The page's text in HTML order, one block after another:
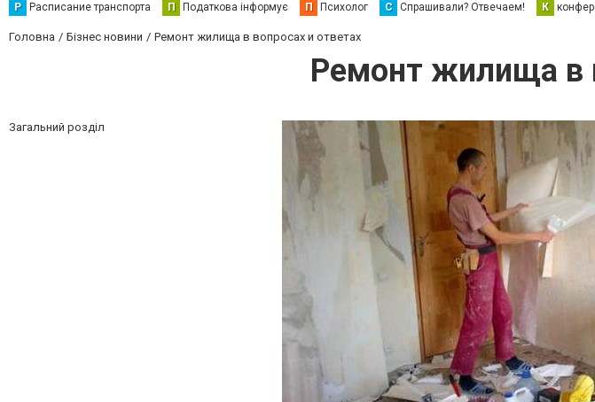
Р Расписание транспорта П Податкова інформує П Психолог С Спрашивали? Отвечаем! К
Головна Бізнес новини Ремонт жилища в вопросах и ответах
Ремонт жилища в
Загальний розділ